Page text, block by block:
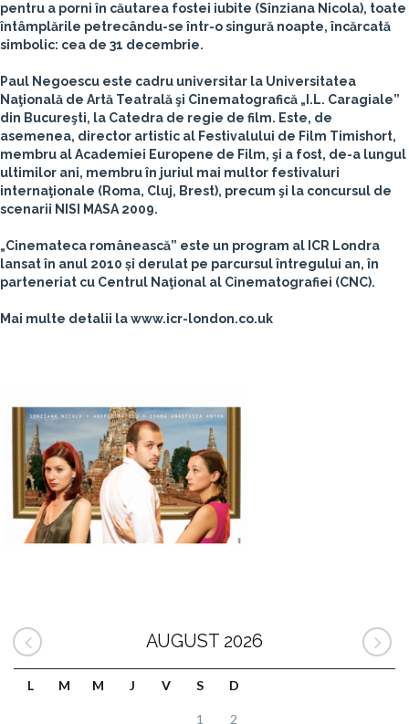
pentru a porni în căutarea fostei iubite (Sînziana Nicola), toate
întâmplările petrecându-se într-o singură noapte, încărcată
simbolic: cea de 31 decembrie.
Paul Negoescu este cadru universitar la Universitatea
Naţională de Artă Teatrală şi Cinematografică „I.L. Caragiale”
din Bucureşti, la Catedra de regie de film. Este, de
asemenea, director artistic al Festivalului de Film Timishort,
membru al Academiei Europene de Film, şi a fost, de-a lungul
ultimilor ani, membru în juriul mai multor festivaluri
internaţionale (Roma, Cluj, Brest), precum şi la concursul de
scenarii NISI MASA 2009.
„Cinemateca românească” este un program al ICR Londra
lansat în anul 2010 și derulat pe parcursul întregului an, în
parteneriat cu Centrul Naţional al Cinematografiei (CNC).
Mai multe detalii la www.icr-london.co.uk
AUGUST 2026
L M M J V S D
1 2